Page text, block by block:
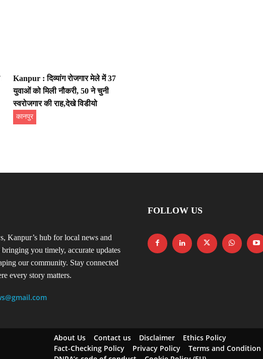
Kanpur : दिव्यांग रोजगार मेले में 37
युवाओं को मिली नौकरी, 50 ने चुनी
स्वरोजगार की राह,देखे विडीयो
कानपुर
Kanpur’s hub for local news and
you timely, accurate updates
our community. Stay connected
every story matters.
FOLLOW US
About Us Contact us Disclaimer
Ethics Policy
Fact-Checking Policy
Privacy Policy
Terms and Condition